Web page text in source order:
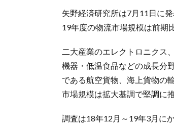
矢野経済研究所は7月11日に
19年度の物流市場規模は前期
二大産業のエレクトロニクス
機器・低温食品などの成長分
である航空貨物、海上貨物の
市場規模は拡大基調で堅調に
調査は18年12月～19年3月に